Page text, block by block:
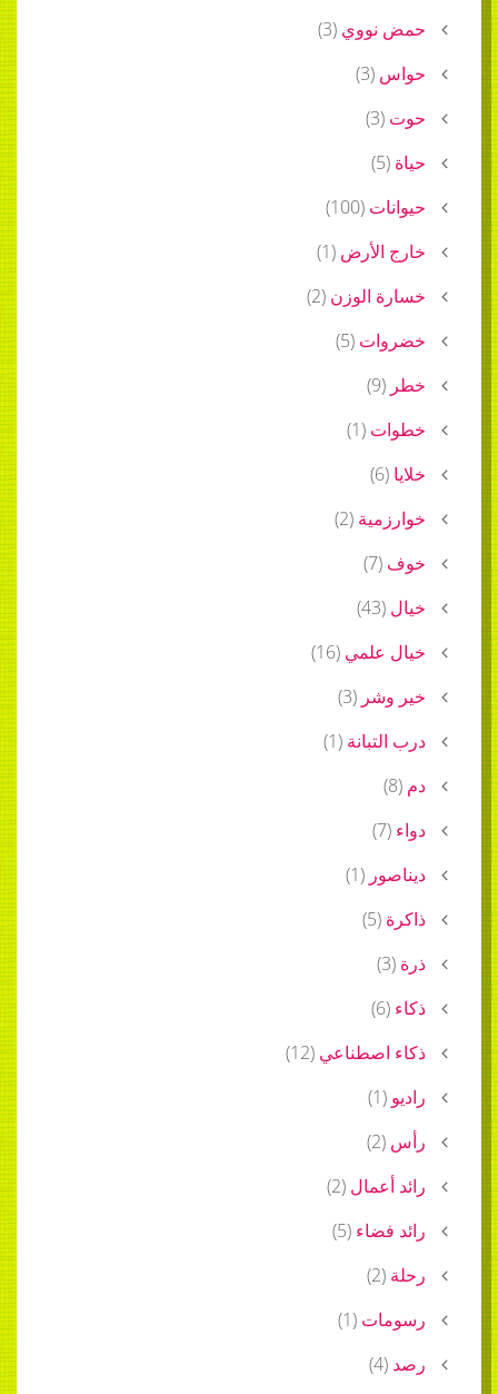
حمض نووي (
3
)
حواس (
3
)
حوت (
3
)
حياة (
5
)
حيوانات (
100
)
خارج الأرض (
1
)
خسارة الوزن (
2
)
خضروات (
5
)
خطر (
9
)
خطوات (
1
)
خلايا (
6
)
خوارزمية (
2
)
خوف (
7
)
خيال (
43
)
خيال علمي (
16
)
خير وشر (
3
)
درب التبانة (
1
)
دم (
8
)
دواء (
7
)
ديناصور (
1
)
ذاكرة (
5
)
ذرة (
3
)
ذكاء (
6
)
ذكاء اصطناعي (
12
)
راديو (
1
)
رأس (
2
)
رائد أعمال (
2
)
رائد فضاء (
5
)
رحلة (
2
)
رسومات (
1
)
رصد (
4
)